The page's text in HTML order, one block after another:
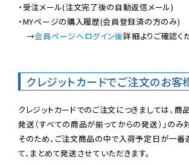
・受注メール(注文完了後の自動返信メール)
・MYページの購入履歴(会員登録済の方のみ)
→会員ページへログイン後詳細よりご確認く
クレジットカードでご注文のお客
クレジットカードでのご注文につきましては、商
発送（すべての商品が揃ってからの発送）」のみ
そのため、ご注文商品の中で入荷予定日が一
て、まとめて発送させていただきます。